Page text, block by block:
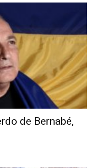
de Bernabé,